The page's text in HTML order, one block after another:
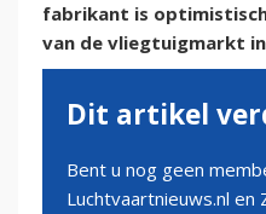
fabrikant is
van de vliegtuigmarkt
Dit artikel
Bent u nog geen
Luchtvaartnieuws.nl en